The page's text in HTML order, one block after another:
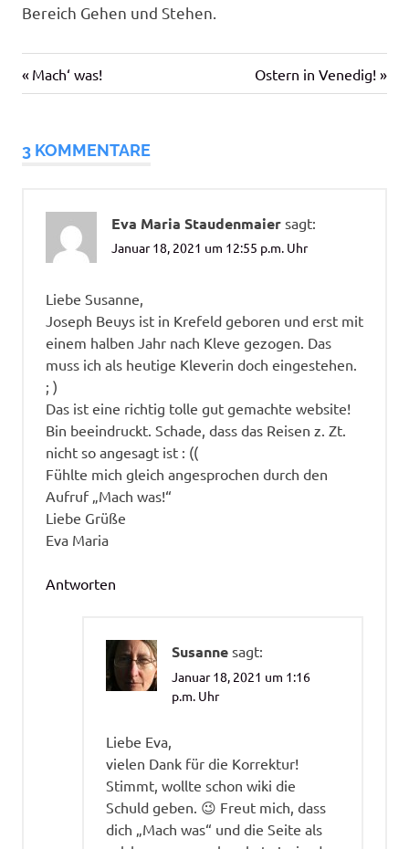
Bereich Gehen und Stehen.
Beitragsnavigation
Vorheriger
Beitrag:
Mach‘ was!
Nächster
Beitrag:
Ostern in Venedig!
3 KOMMENTARE
Eva Maria Staudenmaier sagt:
Januar 18, 2021 um 12:55 p.m. Uhr
Liebe Susanne,
Joseph Beuys ist in Krefeld geboren und erst mit
einem halben Jahr nach Kleve gezogen. Das
muss ich als heutige Kleverin doch eingestehen.
; )
Das ist eine richtig tolle gut gemachte website!
Bin beeindruckt. Schade, dass das Reisen z. Zt.
nicht so angesagt ist : ((
Fühlte mich gleich angesprochen durch den
Aufruf „Mach was!“
Liebe Grüße
Eva Maria
Antworten
Susanne sagt:
Januar 18, 2021 um 1:16
p.m. Uhr
Liebe Eva,
vielen Dank für die Korrektur!
Stimmt, wollte schon wiki die
Schuld geben. 😉 Freut mich, dass
dich „Mach was“ und die Seite als